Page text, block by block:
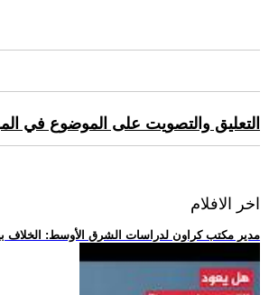
التعليق والتصويت على الموضوع في
اخر الافلام
.. مدير مكتب كراون لدراسات الشرق الأوسط: الخلاف